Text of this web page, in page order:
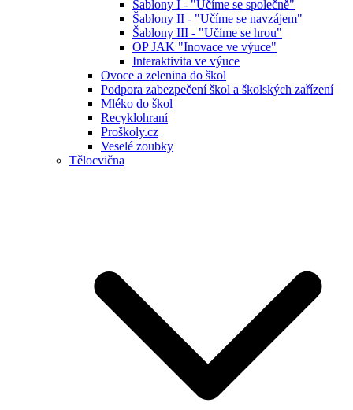
Šablony I - "Učíme se společně"
Šablony II - "Učíme se navzájem"
Šablony III - "Učíme se hrou"
OP JAK "Inovace ve výuce"
Interaktivita ve výuce
Ovoce a zelenina do škol
Podpora zabezpečení škol a školských zařízení
Mléko do škol
Recyklohraní
Proškoly.cz
Veselé zoubky
Tělocvična